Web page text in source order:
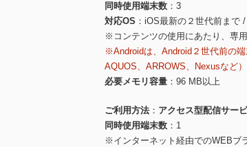
同時使用端末数
3
対応OS
iOS最新の２世代前まで
※コンテンツの使用にあたり、専
※Androidは、Android２世代前の
AQUOS、ARROWS、Nexusなど
必要メモリ容量
96 MB以上
ご利用方法
アクセス型配信サー
同時使用端末数
1
※インターネット経由でのWEBブ